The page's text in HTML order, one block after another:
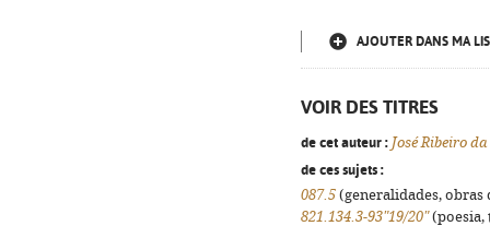
AJOUTER DANS MA
VOIR DES TITRES
de cet auteur : José Ribeiro
de ces sujets :
087.5 (generalidades,
821.134.3-93"19/20"(poesia,